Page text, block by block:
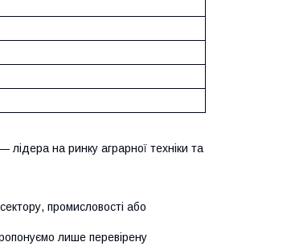
лідера на ринку аграрної техніки та
промисловості або
лише перевірену